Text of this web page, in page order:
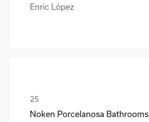
Enric López
Noken Porcelanosa Bathrooms